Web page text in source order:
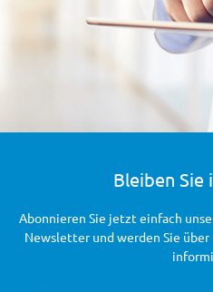
Bleiben
Abonnieren Sie jetzt einfach
Newsletter und werden Sie